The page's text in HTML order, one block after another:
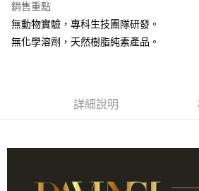
匯豐（台灣）商業銀行
聯邦商業銀行
元大商業銀行
臺灣中小企業銀行
匯豐（台灣）商業銀行
聯邦商業銀行
台灣樂天信用卡公司
Apple Pay
街口支付
AFTEE先享後付是「在收到商品之後才付款」
ATM付款
銷售重點
無動物實驗，專科生技團隊研發。
無化學溶劑，天然樹脂純素產品。
詳細說明